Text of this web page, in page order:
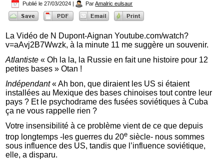
Publié le 27/03/2024 | Par Amalric eulsaur
La Vidéo de N Dupont-Aignan Youtube.com/watch?
v=aAvj2B7Wwzk, à la minute 11 me suggère un souvenir.
Atlantiste « Oh la la, la Russie en fait une histoire pour 12
petites bases » Otan !
Indépendant« Ah bon, que diraient les US si étaient
installées au Mexique des bases chinoises tout contre leur
pays ? Et le psychodrame des fusées soviétiques à Cuba
ça ne vous rappelle rien ?
Votre insensibilité à ce problème vient de ce que depuis
trop longtemps -les guerres du 20e siècle- nous sommes
sous influence des US, tandis que l’influence soviétique,
elle, a disparu.